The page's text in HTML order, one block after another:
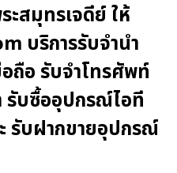
ะสมุทรเจดีย์ ให้
บริการรับจำนำ
ถือ รับจำโทรศัพท์
รับซื้ออุปกรณ์ไอที
รับฝากขายอุปกรณ์